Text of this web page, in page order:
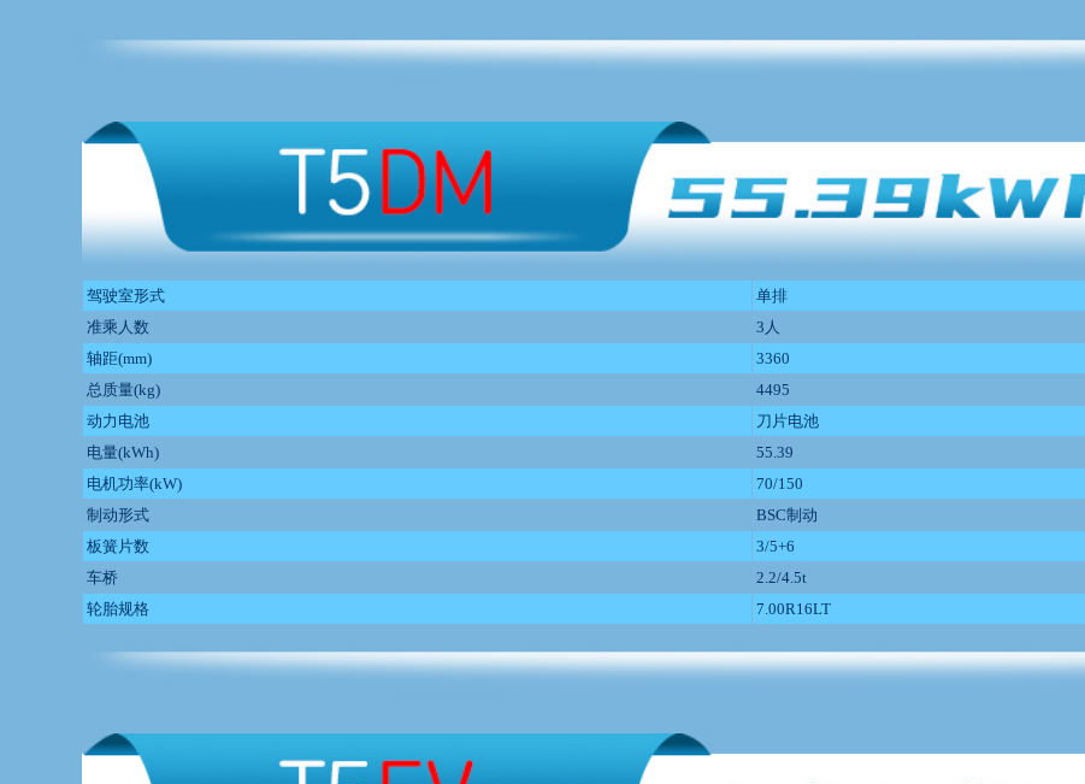
驾驶室形式
单排
准乘人数
3人
轴距(mm)
3360
总质量(kg)
4495
动力电池
刀片电池
电量(kWh)
55.39
电机功率(kW)
70/150
制动形式
BSC制动
板簧片数
3/5+6
车桥
2.2/4.5t
轮胎规格
7.00R16LT